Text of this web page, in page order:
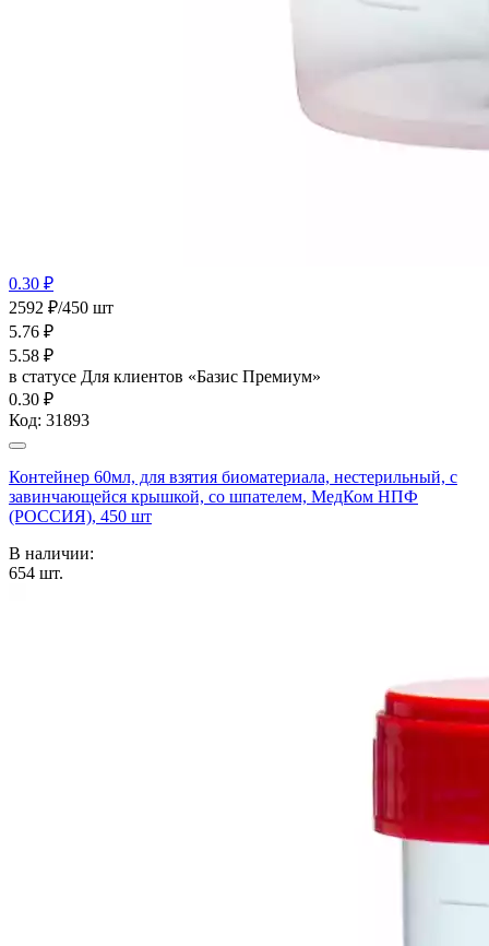
0.30 ₽
2592 ₽/450 шт
5.76 ₽
5.58 ₽
в статусе Для клиентов «Базис Премиум»
0.30 ₽
Код: 31893
Контейнер 60мл, для взятия биоматериала, нестерильный, с
завинчающейся крышкой, со шпателем, МедКом НПФ
(РОССИЯ), 450 шт
В наличии:
654 шт.